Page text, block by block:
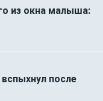
из окна малыша:
после